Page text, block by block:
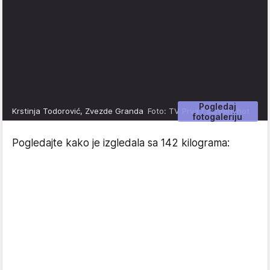
Pogledaj
fotogaleriju
Krstinja Todorović, Zvezde Granda Foto: TV Prva / screenshot
Pogledajte kako je izgledala sa 142 kilograma: